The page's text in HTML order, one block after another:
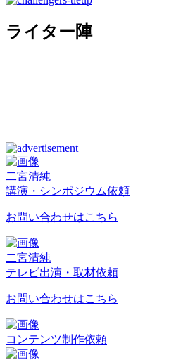
ライター陣
二宮清純
講演・シンポジウム依頼
お問い合わせはこちら
二宮清純
テレビ出演・取材依頼
お問い合わせはこちら
コンテンツ制作依頼